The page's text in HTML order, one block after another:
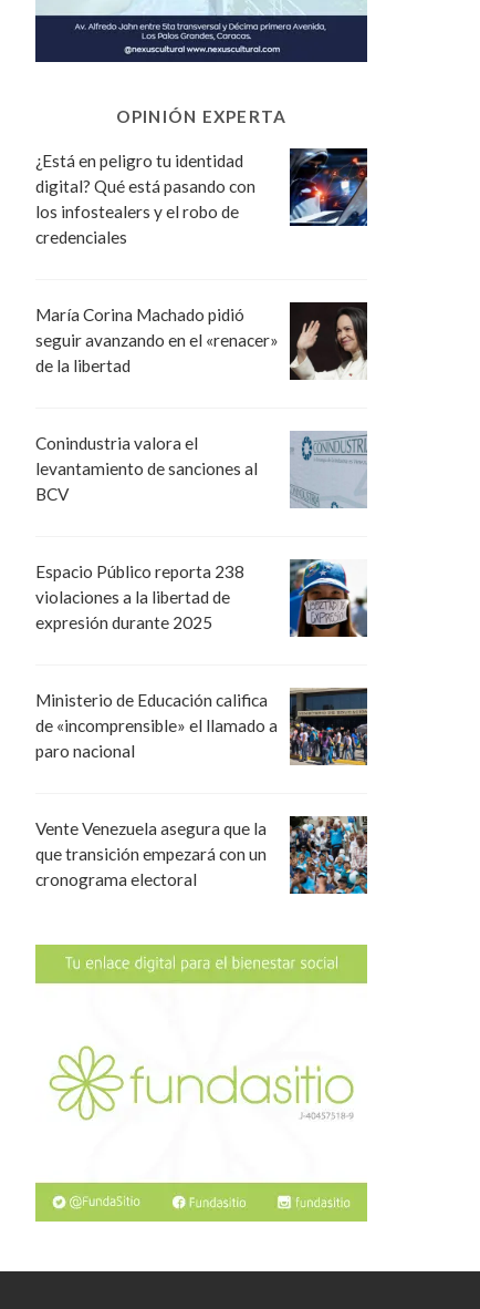
OPINIÓN EXPERTA
¿Está en peligro tu identidad
digital? Qué está pasando con
los infostealers y el robo de
credenciales
María Corina Machado pidió
seguir avanzando en el «renacer»
de la libertad
Conindustria valora el
levantamiento de sanciones al
BCV
Espacio Público reporta 238
violaciones a la libertad de
expresión durante 2025
Ministerio de Educación califica
de «incomprensible» el llamado a
paro nacional
Vente Venezuela asegura que la
que transición empezará con un
cronograma electoral